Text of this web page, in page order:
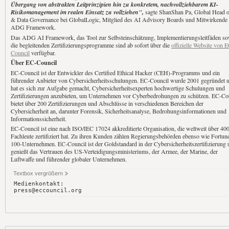
Übergang von abstrakten Leitprinzipien hin zu konkretem, nachvollziehbarem KI-
Risikomanagement im realen Einsatz zu vollziehen", sagte ShanShan Pa, Global Head
& Data Governance bei GlobalLogic, Mitglied des AI Advisory Boards und Mitwirkende
ADG Framework.
Das ADG AI Framework, das Tool zur Selbsteinschätzung, Implementierungsleitfäden
die begleitenden Zertifizierungsprogramme sind ab sofort über dieoffizielle Website von
Council verfügbar.
Über EC-Council
EC-Council ist der Entwickler des Certified Ethical Hacker (CEH)-Programms und ein
führender Anbieter von Cybersicherheitsschulungen. EC-Council wurde 2001 gegründet
hat es sich zur Aufgabe gemacht, Cybersicherheitsexperten hochwertige Schulungen und
Zertifizierungen anzubieten, um Unternehmen vor Cyberbedrohungen zu schützen. EC-
bietet über 200 Zertifizierungen und Abschlüsse in verschiedenen Bereichen der
Cybersicherheit an, darunter Forensik, Sicherheitsanalyse, Bedrohungsinformationen und
Informationssicherheit.
EC-Council ist eine nach ISO/IEC 17024 akkreditierte Organisation, die weltweit über
Fachleute zertifiziert hat. Zu ihren Kunden zählen Regierungsbehörden ebenso wie
100-Unternehmen. EC-Council ist der Goldstandard in der Cybersicherheitszertifizierung
genießt das Vertrauen des US-Verteidigungsministeriums, der Armee, der Marine, der
Luftwaffe und führender globaler Unternehmen.
Medienkontakt:
press@eccouncil.org
Textbox vergrößern